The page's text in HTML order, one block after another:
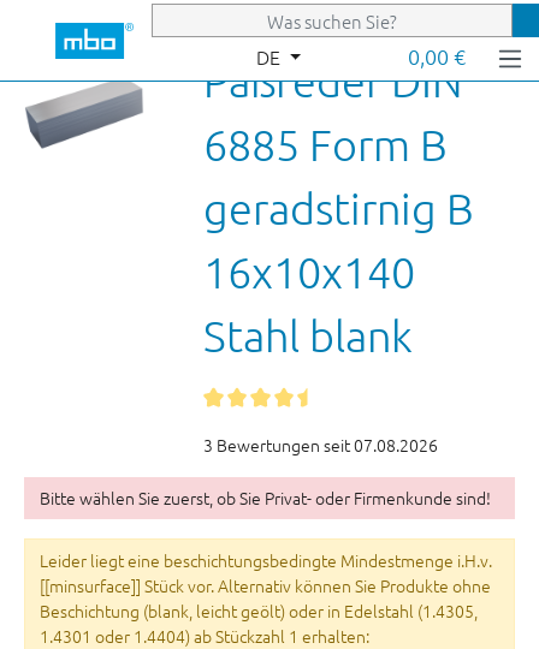
Zum Hauptinhalt springen
DE 0,00 €
Paßfeder DIN
6885 Form B
geradstirnig B
16x10x140
Stahl blank
3 Bewertungen seit 07.08.2026
Bitte wählen Sie zuerst, ob Sie Privat- oder Firmenkunde sind!
Leider liegt eine beschichtungsbedingte Mindestmenge i.H.v.
[[minsurface]] Stück vor. Alternativ können Sie Produkte ohne
Beschichtung (blank, leicht geölt) oder in Edelstahl (1.4305,
1.4301 oder 1.4404) ab Stückzahl 1 erhalten: